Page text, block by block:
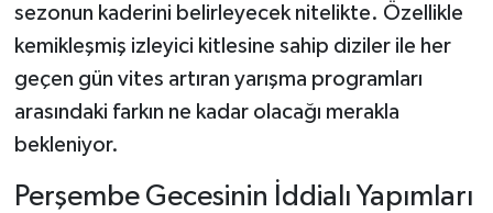
sezonun kaderini belirleyecek nitelikte. Özellikle
kemikleşmiş izleyici kitlesine sahip diziler ile her
geçen gün vites artıran yarışma programları
arasındaki farkın ne kadar olacağı merakla
bekleniyor.
Perşembe Gecesinin İddialı Yapımları